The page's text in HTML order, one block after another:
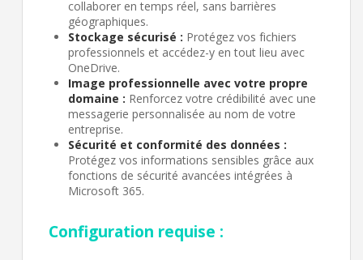
Acheter
collaborer en temps réel, sans barrières
géographiques.
Stockage sécurisé : Protégez vos fichiers
professionnels et accédez-y en tout lieu avec
OneDrive.
Image professionnelle avec votre propre
domaine : Renforcez votre crédibilité avec une
messagerie personnalisée au nom de votre
entreprise.
Sécurité et conformité des données :
Protégez vos informations sensibles grâce aux
fonctions de sécurité avancées intégrées à
Microsoft 365.
Configuration requise :